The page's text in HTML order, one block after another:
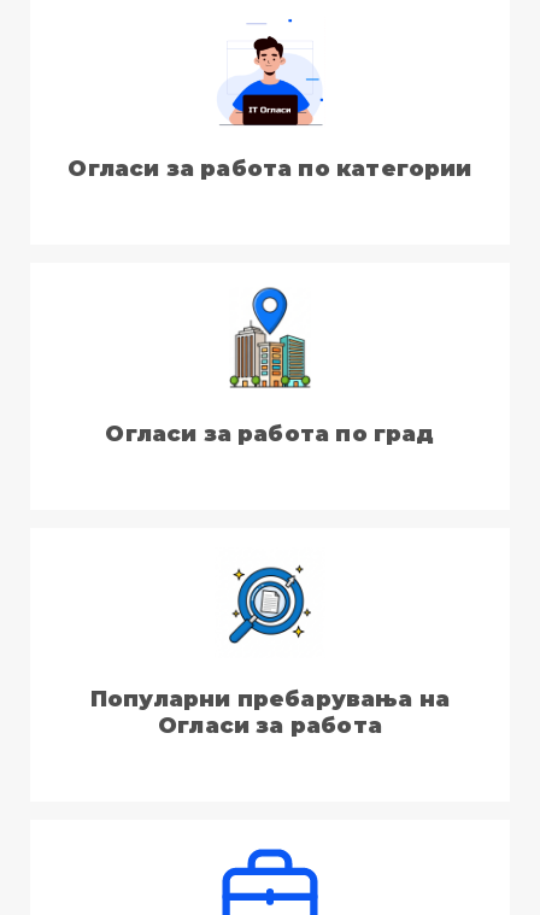
Огласи за работа по категории
Огласи за работа по град
Популарни пребарувања на
Огласи за работа